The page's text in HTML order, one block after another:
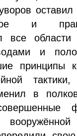
оставил
и
все области
и
принципы
тактики,
в